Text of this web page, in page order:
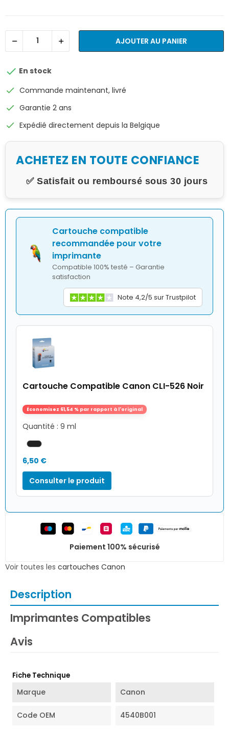
AJOUTER AU PANIER
 En stock
check Commande maintenant, livré
check Garantie 2 ans
check Expédié directement depuis la Belgique
ACHETEZ EN TOUTE CONFIANCE
✅ Satisfait ou remboursé sous 30 jours
Cartouche compatible
recommandée pour votre
imprimante
Compatible 100% testé – Garantie
satisfaction
Note 4,2/5 sur Trustpilot
Cartouche Compatible Canon CLI-526 Noir
Économisez 61,54 % par rapport à l'original
Quantité : 9 ml
6,50 €
Consulter le produit
Paiement 100% sécurisé
Voir toutes les cartouches Canon
Description
Imprimantes Compatibles
Avis
Fiche Technique
Marque Canon
Code OEM 4540B001